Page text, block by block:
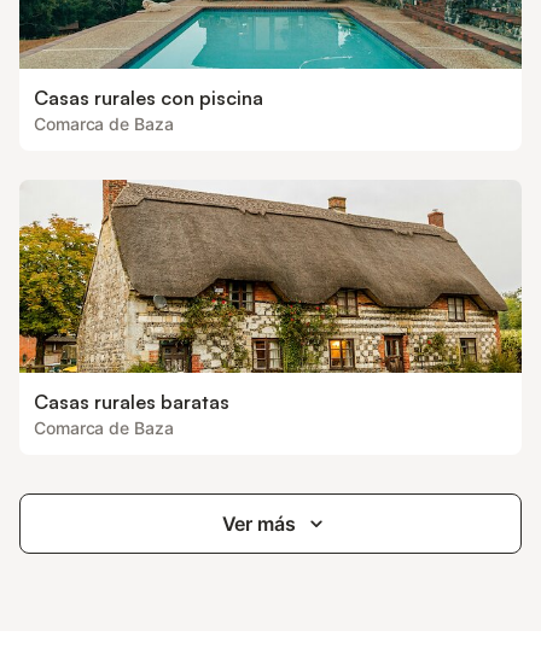
Casas rurales con piscina
Comarca de Baza
Casas rurales baratas
Comarca de Baza
Ver más